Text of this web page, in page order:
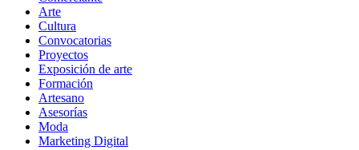
Arte
Cultura
Convocatorias
Proyectos
Exposición de arte
Formación
Artesano
Asesorías
Moda
Marketing Digital